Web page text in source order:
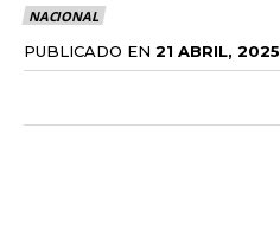
NACIONAL
PUBLICADO EN 21 ABRIL, 2025